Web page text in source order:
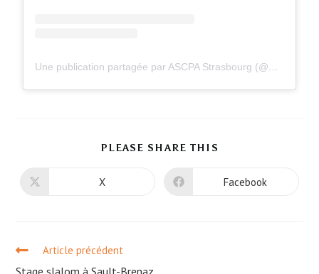
Une publication partagée par ASCPA Strasbourg (@ascpastrasbourg)
PLEASE SHARE THIS
X Facebook
Article précédent